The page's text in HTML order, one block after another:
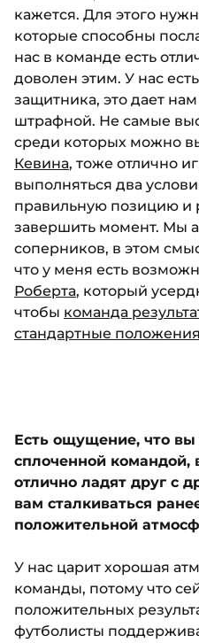
кажется. Для этого
которые способны
нас в команде есть
доволен этим. У нас
защитника, это дает
штрафной. Не самые
среди которых можно
Кевина, тоже отлично
выполняться два
правильную позицию и
завершить момент. Мы
соперников, в этом
что у меня есть
Роберта, который
чтобы команда
стандартные положения
Есть ощущение, что вы
сплоченной командой,
отлично ладят друг с
вам сталкиваться
положительной
У нас царит хорошая
команды, потому что
положительных
футболисты